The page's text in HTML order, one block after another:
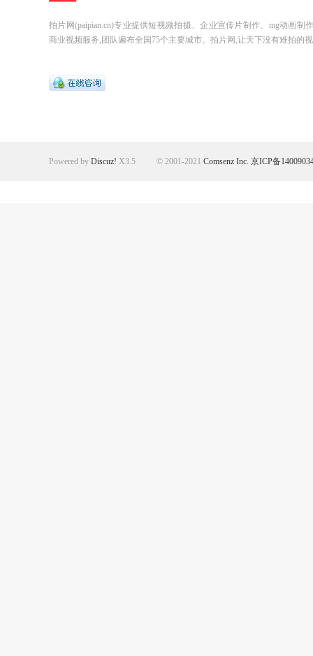
拍片网(paipian.cn)专业提供短视频拍摄、企业宣传片制作、mg动画制
商业视频服务,团队遍布全国75个主要城市。拍片网,让天下没有难拍的
Powered by Discuz! X3.5 © 2001-2021 Comsenz Inc. 京ICP备